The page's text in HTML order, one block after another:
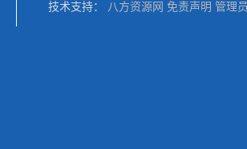
磁絮凝污水处理设备生产厂家
技术支持： 八方资源网 免责声明 管理